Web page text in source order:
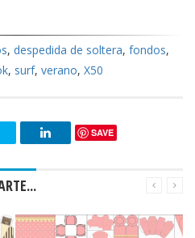
, despedida de soltera, fondos,
, surf, verano, X50
SAVE